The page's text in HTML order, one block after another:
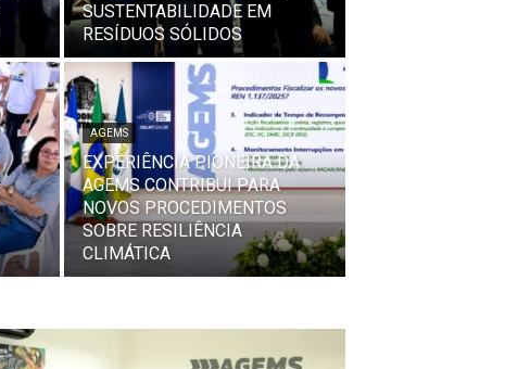
SUSTENTABILIDADE EM
RESÍDUOS SÓLIDOS
AGEMS
EXPERIÊNCIA PIONEIRA DA
AGEMS CONTRIBUI PARA
NOVOS PROCEDIMENTOS
SOBRE RESILIÊNCIA
CLIMÁTICA